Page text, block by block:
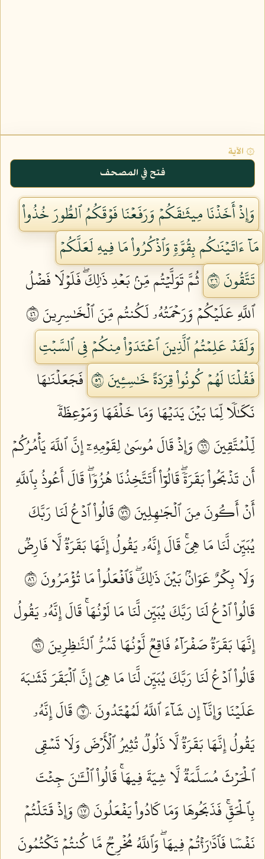
۞ الآية
فتح في المصحف
وَإِذۡ أَخَذۡنَا مِيثَٰقَكُمۡ وَرَفَعۡنَا فَوۡقَكُمُ ٱلطُّورَ خُذُواْ
مَآ ءَاتَيۡنَٰكُم بِقُوَّةٖ وَٱذۡكُرُواْ مَا فِيهِ لَعَلَّكُمۡ
تَتَّقُونَ ٦٣
ثُمَّ تَوَلَّيۡتُم مِّنۢ بَعۡدِ ذَٰلِكَۖ فَلَوۡلَا فَضۡلُ
ٱللَّهِ عَلَيۡكُمۡ وَرَحۡمَتُهُۥ لَكُنتُم مِّنَ ٱلۡخَٰسِرِينَ ٦٤
وَلَقَدۡ عَلِمۡتُمُ ٱلَّذِينَ ٱعۡتَدَوۡاْ مِنكُمۡ فِي ٱلسَّبۡتِ
فَقُلۡنَا لَهُمۡ كُونُواْ قِرَدَةً خَٰسِـِٔينَ ٦٥
فَجَعَلۡنَٰهَا
نَكَٰلٗا لِّمَا بَيۡنَ يَدَيۡهَا وَمَا خَلۡفَهَا وَمَوۡعِظَةٗ
لِّلۡمُتَّقِينَ ٦٦
وَإِذۡ قَالَ مُوسَىٰ لِقَوۡمِهِۦٓ إِنَّ ٱللَّهَ يَأۡمُرُكُمۡ
أَن تَذۡبَحُواْ بَقَرَةٗۖ قَالُوٓاْ أَتَتَّخِذُنَا هُزُوٗاۖ قَالَ أَعُوذُ بِٱللَّهِ
أَنۡ أَكُونَ مِنَ ٱلۡجَٰهِلِينَ ٦٧
قَالُواْ ٱدۡعُ لَنَا رَبَّكَ
يُبَيِّن لَّنَا مَا هِيَۚ قَالَ إِنَّهُۥ يَقُولُ إِنَّهَا بَقَرَةٞ لَّا فَارِضٞ
وَلَا بِكۡرٌ عَوَانُۢ بَيۡنَ ذَٰلِكَۖ فَٱفۡعَلُواْ مَا تُؤۡمَرُونَ ٦٨
قَالُواْ ٱدۡعُ لَنَا رَبَّكَ يُبَيِّن لَّنَا مَا لَوۡنُهَاۚ قَالَ إِنَّهُۥ يَقُولُ
إِنَّهَا بَقَرَةٞ صَفۡرَآءُ فَاقِعٞ لَّوۡنُهَا تَسُرُّ ٱلنَّٰظِرِينَ ٦٩
قَالُواْ ٱدۡعُ لَنَا رَبَّكَ يُبَيِّن لَّنَا مَا هِيَ إِنَّ ٱلۡبَقَرَ تَشَٰبَهَ
عَلَيۡنَا وَإِنَّآ إِن شَآءَ ٱللَّهُ لَمُهۡتَدُونَ ٧٠
قَالَ إِنَّهُۥ
يَقُولُ إِنَّهَا بَقَرَةٞ لَّا ذَلُولٞ تُثِيرُ ٱلۡأَرۡضَ وَلَا تَسۡقِي
ٱلۡحَرۡثَ مُسَلَّمَةٞ لَّا شِيَةَ فِيهَاۚ قَالُواْ ٱلۡـَٰٔنَ جِئۡتَ
بِٱلۡحَقِّۚ فَذَبَحُوهَا وَمَا كَادُواْ يَفۡعَلُونَ ٧١
وَإِذۡ قَتَلۡتُمۡ
نَفۡسٗا فَٱدَّٰرَٰءۡتُمۡ فِيهَاۖ وَٱللَّهُ مُخۡرِجٞ مَّا كُنتُمۡ تَكۡتُمُونَ